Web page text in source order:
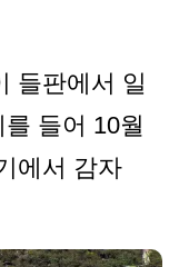
들판에서 일
들어 10월
에서 감자